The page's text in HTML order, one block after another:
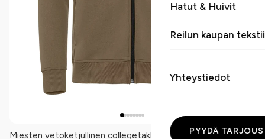
Hatut & Huivit
Reilun kaupan
Yhteystiedot
PYYDÄ TARJOUS
Miesten vetoketjullinen collegetakki 350 g/m²